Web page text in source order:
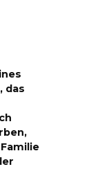
das